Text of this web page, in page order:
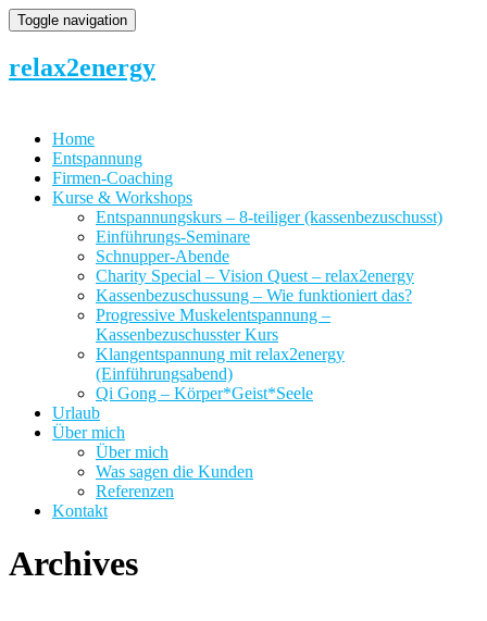
Toggle navigation
relax2energy
Home
Entspannung
Firmen-Coaching
Kurse & Workshops
Entspannungskurs – 8-teiliger (kassenbezuschusst)
Einführungs-Seminare
Schnupper-Abende
Charity Special – Vision Quest – relax2energy
Kassenbezuschussung – Wie funktioniert das?
Progressive Muskelentspannung –
Kassenbezuschusster Kurs
Klangentspannung mit relax2energy
(Einführungsabend)
Qi Gong – Körper*Geist*Seele
Urlaub
Über mich
Über mich
Was sagen die Kunden
Referenzen
Kontakt
Archives